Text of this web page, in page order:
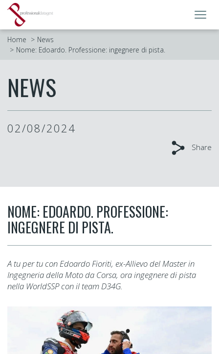
Home
News
Nome: Edoardo. Professione: ingegnere di pista.
NEWS
02/08/2024
Share
NOME: EDOARDO. PROFESSIONE:
INGEGNERE DI PISTA.
A tu per tu con Edoardo Fioriti, ex-Allievo del Master in
Ingegneria della Moto da Corsa, ora ingegnere di pista
nella WorldSSP con il team D34G.